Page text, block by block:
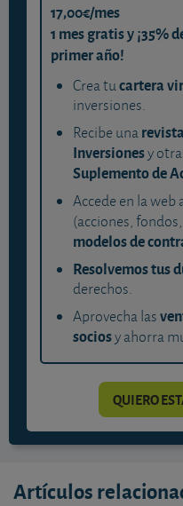
17,00€/mes
1 mes gratis y ¡35%
primer año!
Crea tucartera
inversiones.
Recibe una
Inversionesy
Suplemento de
Accede en la web
(acciones, fondos,
modelos de
Resolvemos tus
derechos.
Aprovecha las
sociosy ahorra
QUIERO
Artículos